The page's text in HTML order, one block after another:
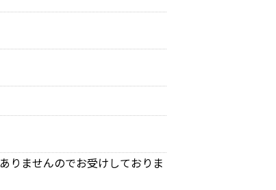
りませんのでお受けしておりま